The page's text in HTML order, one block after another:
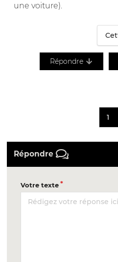
une voiture).
Répondre
1
Répondre
Votre texte